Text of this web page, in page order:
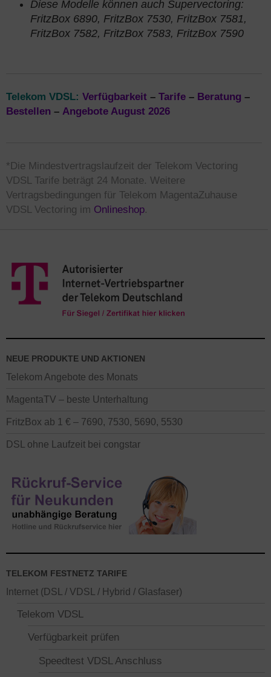
Diese Modelle können auch Supervectoring:
FritzBox 6890, FritzBox 7530, FritzBox 7581,
FritzBox 7582, FritzBox 7583, FritzBox 7590
Telekom VDSL: Verfügbarkeit – Tarife – Beratung –
Bestellen – Angebote August 2026
*Die Mindestvertragslaufzeit der Telekom Vectoring
VDSL Tarife beträgt 24 Monate. Weitere
Vertragsbedingungen für Telekom MagentaZuhause
VDSL Vectoring im Onlineshop.
NEUE PRODUKTE UND AKTIONEN
Telekom Angebote des Monats
MagentaTV – beste Unterhaltung
FritzBox ab 1 € – 7690, 7530, 5690, 5530
DSL ohne Laufzeit bei congstar
TELEKOM FESTNETZ TARIFE
Internet (DSL / VDSL / Hybrid / Glasfaser)
Telekom VDSL
Verfügbarkeit prüfen
Speedtest VDSL Anschluss